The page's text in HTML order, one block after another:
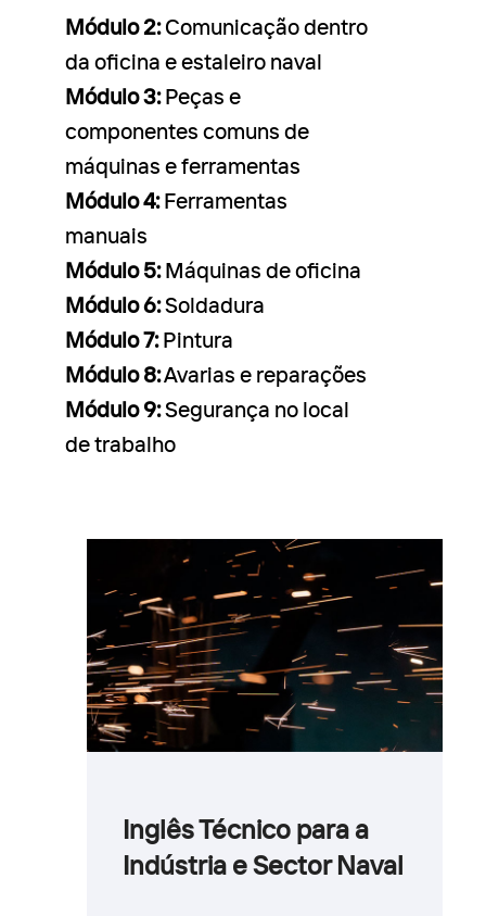
Módulo 2:Comunicação dentro
da oficina e estaleiro naval
Módulo 3:Peças e
componentes comuns de
máquinas e ferramentas
Módulo 4:Ferramentas
manuais
Módulo 5:Máquinas de oficina
Módulo 6:Soldadura
Módulo 7:Pintura
Módulo 8:Avarias e reparações
Módulo 9:Segurança no local
de trabalho
Inglês Técnico para a
Indústria e Sector Naval